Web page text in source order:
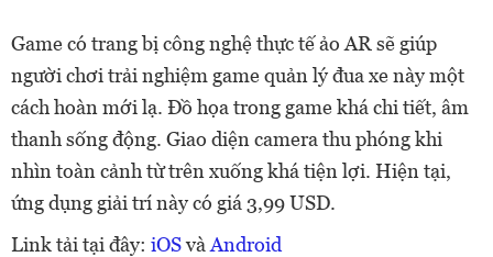
Game có trang bị công nghệ thực tế ảo AR sẽ giúp
người chơi trải nghiệm game quản lý đua xe này một
cách hoàn mới lạ. Đồ họa trong game khá chi tiết, âm
thanh sống động. Giao diện camera thu phóng khi
nhìn toàn cảnh từ trên xuống khá tiện lợi. Hiện tại,
ứng dụng giải trí này có giá 3,99 USD.
Link tải tại đây: iOSvà Android